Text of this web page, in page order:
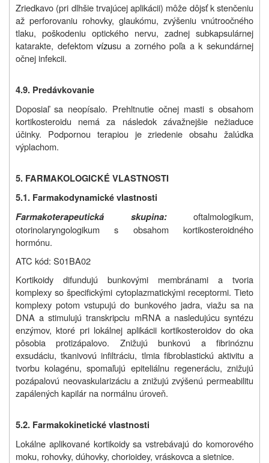
Zriedkavo (pri dlhšie trvajúcej aplikácii) môže dôjsť k stenčeniu
až perforovaniu rohovky, glaukómu, zvýšeniu vnútroočného
tlaku, poškodeniu optického nervu, zadnej subkapsulárnej
katarakte, defektom vízusu a zorného poľa a k sekundárnej
očnej infekcii.
4.9. Predávkovanie
Doposiaľ sa neopísalo. Prehltnutie očnej masti s obsahom
kortikosteroidu nemá za následok závažnejšie nežiaduce
účinky. Podpornou terapiou je zriedenie obsahu žalúdka
výplachom.
5. FARMAKOLOGICKÉ VLASTNOSTI
5.1. Farmakodynamické vlastnosti
Farmakoterapeutická skupina:
oftalmologikum,
otorinolaryngologikum s obsahom kortikosteroidného
hormónu.
ATC kód: S01BA02
Kortikoidy difundujú bunkovými membránami a tvoria
komplexy so špecifickými cytoplazmatickými receptormi. Tieto
komplexy potom vstupujú do bunkového jadra, viažu sa na
DNA a stimulujú transkripciu mRNA a nasledujúcu syntézu
enzýmov, ktoré pri lokálnej aplikácii kortikosteroidov do oka
pôsobia protizápalovo. Znižujú bunkovú a fibrinóznu
exsudáciu, tkanivovú infiltráciu, tlmia fibroblastickú aktivitu a
tvorbu kolagénu, spomaľujú epiteliálnu regeneráciu, znižujú
pozápalovú neovaskularizáciu a znižujú zvýšenú permeabilitu
zapálených kapilár na normálnu úroveň.
5.2. Farmakokinetické vlastnosti
Lokálne aplikované kortikoidy sa vstrebávajú do komorového
moku, rohovky, dúhovky, chorioidey, vráskovca a sietnice.